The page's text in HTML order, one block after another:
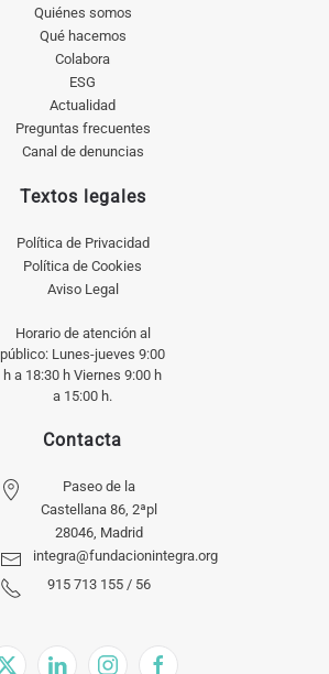
Quiénes somos
Qué hacemos
Colabora
ESG
Actualidad
Preguntas frecuentes
Canal de denuncias
Textos legales
Política de Privacidad
Política de Cookies
Aviso Legal
Horario de atención al
público: Lunes-jueves 9:00
h a 18:30 h Viernes 9:00 h
a 15:00 h.
Contacta
Paseo de la
Castellana 86, 2ªpl
28046, Madrid
integra@fundacionintegra.org
915 713 155 / 56